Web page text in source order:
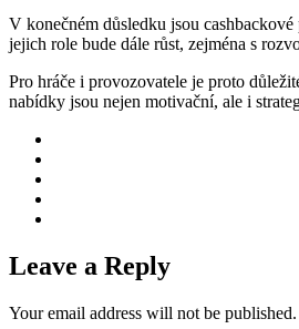
V konečném důsledku jsou
jejich role bude dále růst, zejména s
Pro hráče i provozovatele je proto
nabídky jsou nejen motivační, ale i
Leave a Reply
Your email address will not be published.